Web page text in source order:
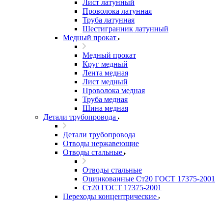
Лист латунный
Проволока латунная
Труба латунная
Шестигранник латунный
Медный прокат
Медный прокат
Круг медный
Лента медная
Лист медный
Проволока медная
Труба медная
Шина медная
Детали трубопровода
Детали трубопровода
Отводы нержавеющие
Отводы стальные
Отводы стальные
Оцинкованные Ст20 ГОСТ 17375-2001
Ст20 ГОСТ 17375-2001
Переходы концентрические